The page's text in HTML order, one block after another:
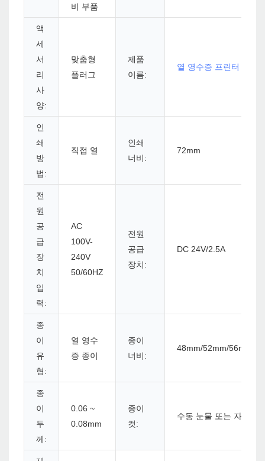
비 부품
액
세
서
리
사
양:
맞춤형
플러그
제품
이름:
열 영수증 프린터
인
쇄
방
법:
직접 열
인쇄
너비:
72mm
전
원
공
급
장
치
입
력:
AC
100V-
240V
50/60HZ
전원
공급
장치:
DC 24V/2.5A
종
이
유
형:
열 영수
증 종이
종이
너비:
48mm/52mm/56mm/
종
이
두
께:
0.06 ~
0.08mm
종이
컷:
수동 눈물 또는 자동 커